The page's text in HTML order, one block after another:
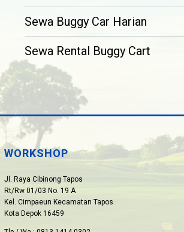
Sewa Buggy Car Harian
Sewa Rental Buggy Cart
WORKSHOP
Jl. Raya Cibinong Tapos
Rt/Rw 01/03 No. 19 A
Kel. Cimpaeun Kecamatan Tapos
Kota Depok 16459